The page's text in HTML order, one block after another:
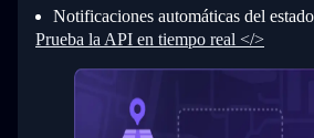
Notificaciones automáticas del
Prueba la API en tiempo real </>